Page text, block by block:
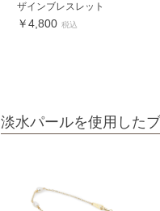
ザインブレスレット
￥4,800 税込
淡水パールを使用した